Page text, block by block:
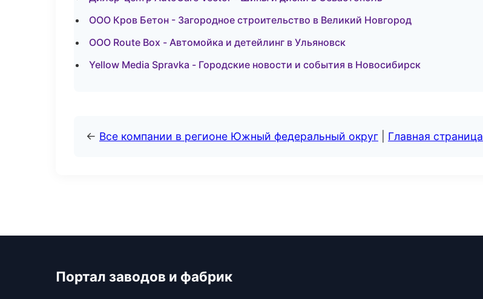
ООО Кров Бетон - Загородное строительство в Великий Новгород
ООО Route Box - Автомойка и детейлинг в Ульяновск
Yellow Media Spravka - Городские новости и события в Новосибирск
← Все компании в регионе Южный федеральный округ Главная страница
Портал заводов и фабрик